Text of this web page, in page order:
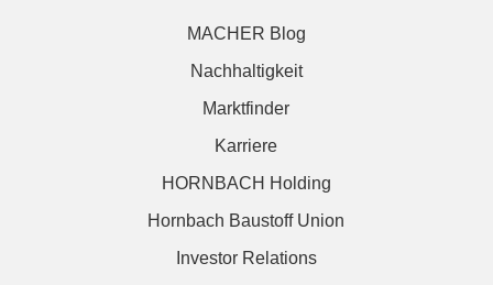
MACHER Blog
Nachhaltigkeit
Marktfinder
Karriere
HORNBACH Holding
Hornbach Baustoff Union
Investor Relations